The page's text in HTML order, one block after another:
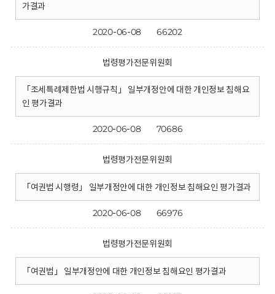
가결과
2020-06-08 66202
법령평가전문위원회
「조세특례제한법 시행규칙」 일부개정안에 대한 개인정보 침해요
인 평가결과
2020-06-08 70686
법령평가전문위원회
「여권법 시행령」 일부개정안에 대한 개인정보 침해요인 평가결과
2020-06-08 66976
법령평가전문위원회
「여권법」 일부개정안에 대한 개인정보 침해요인 평가결과